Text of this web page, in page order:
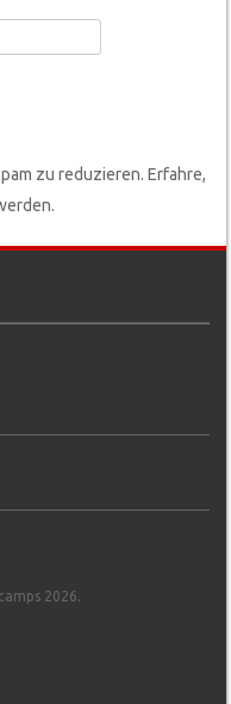
zu reduzieren.Erfahre,